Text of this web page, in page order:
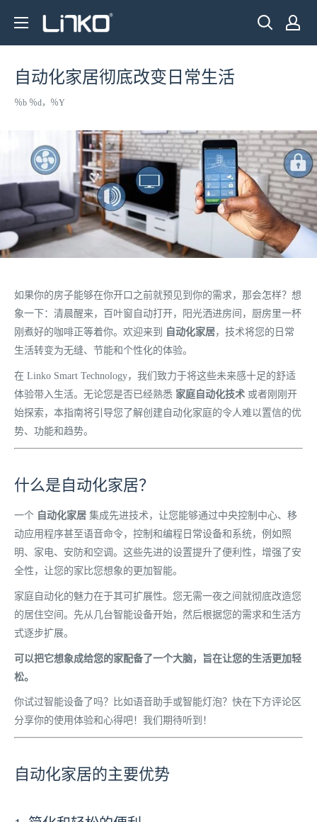
内
LINKO
LIMITED
自动化家居彻底改变日常生活
％b ％d，％Y
如果你的房子能够在你开口之前就预见到你的需求，那会怎样？想
象一下：清晨醒来，百叶窗自动打开，阳光洒进房间，厨房里一杯
刚煮好的咖啡正等着你。欢迎来到
自动化家居，技术将您的日常
生活转变为无缝、节能和个性化的体验。
在 Linko Smart Technology，我们致力于将这些未来感十足的舒适
体验带入生活。无论您是否已经熟悉 家庭自动化技术 或者刚刚开
始探索，本指南将引导您了解创建自动化家庭的令人难以置信的优
势、功能和趋势。
什么是自动化家居？
一个 自动化家居 集成先进技术，让您能够通过中央控制中心、移
动应用程序甚至语音命令，控制和编程日常设备和系统，例如照
明、家电、安防和空调。这些先进的设置提升了便利性，增强了安
全性，让您的家比您想象的更加智能。
家庭自动化的魅力在于其可扩展性。您无需一夜之间就彻底改造您
的居住空间。先从几台智能设备开始，然后根据您的需求和生活方
式逐步扩展。
可以把它想象成给您的家配备了一个大脑，旨在让您的生活更加轻
松。
你试过智能设备了吗？比如语音助手或智能灯泡？快在下方评论区
分享你的使用体验和心得吧！我们期待听到！
自动化家居的主要优势